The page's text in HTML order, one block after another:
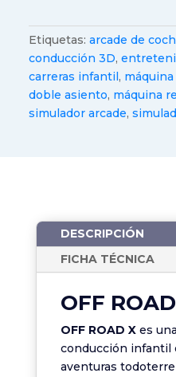
Etiquetas: arcade de
conducción 3D,
carreras infantil,
doble asiento, máquina
simulador arcade,
DESCRIPCIÓN
FICHA TÉCNICA
OFF
OFF ROAD X es
conducción infantil
aventuras